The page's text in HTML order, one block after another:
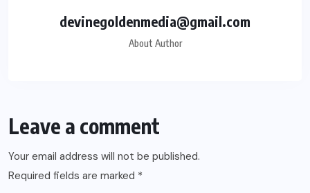
devinegoldenmedia@gmail.com
About Author
Leave a comment
Your email address will not be published.
Required fields are marked *